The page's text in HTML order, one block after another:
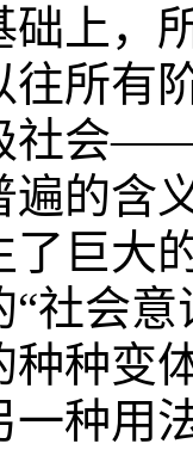
础上
往所有
社会
遍的含
了巨大
社会意
种种变
一种用